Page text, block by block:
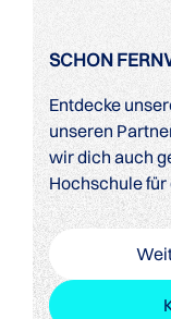
SCHON
Entdecke
unseren
wir dich auch
Hochschule